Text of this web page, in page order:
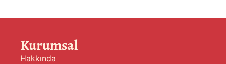
Kurumsal
Hakkında